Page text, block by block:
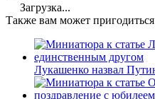
Загрузка...
Также вам может
Лукашенко назвал